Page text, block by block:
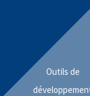
Outils de